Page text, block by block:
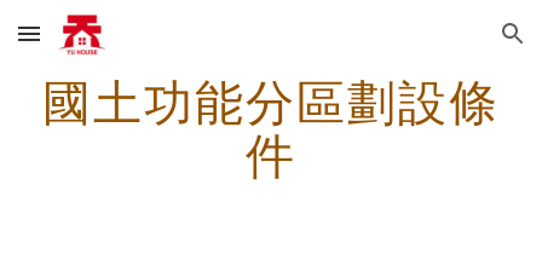
Skip to main content Skip to navigation
國土功能分區劃設條
件